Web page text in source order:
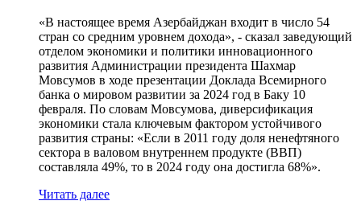
«В настоящее время Азербайджан входит в число 54
стран со средним уровнем дохода», - сказал заведующий
отделом экономики и политики инновационного
развития Администрации президента Шахмар
Мовсумов в ходе презентации Доклада Всемирного
банка о мировом развитии за 2024 год в Баку 10
февраля. По словам Мовсумова, диверсификация
экономики стала ключевым фактором устойчивого
развития страны: «Если в 2011 году доля ненефтяного
сектора в валовом внутреннем продукте (ВВП)
составляла 49%, то в 2024 году она достигла 68%».
Читать далее